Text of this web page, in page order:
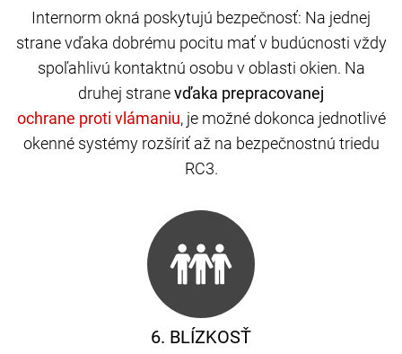
6. BLÍZKOSŤ
Internorm okná poskytujú bezpečnosť: Na jednej
strane vďaka dobrému pocitu mať v budúcnosti vždy
spoľahlivú kontaktnú osobu v oblasti okien. Na
druhej stranevďaka prepracovanej
, je možné dokonca jednotlivé
okenné systémy rozšíriť až na bezpečnostnú triedu
RC3.